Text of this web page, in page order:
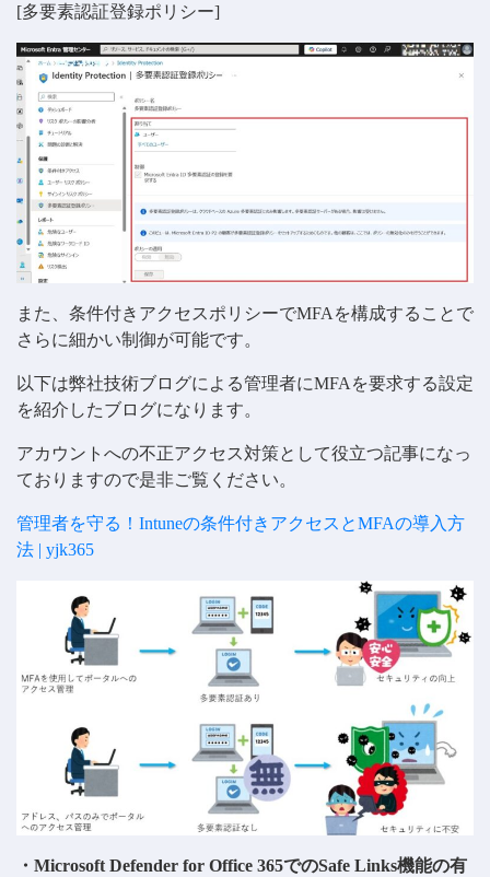
[多要素認証登録ポリシー]
また、条件付きアクセスポリシーでMFAを構成することで
さらに細かい制御が可能です。
以下は弊社技術ブログによる管理者にMFAを要求する設定
を紹介したブログになります。
アカウントへの不正アクセス対策として役立つ記事になっ
ておりますので是非ご覧ください。
管理者を守る！Intuneの条件付きアクセスとMFAの導入方
法 | yjk365
・Microsoft Defender for Office 365でのSafe Links機能の有